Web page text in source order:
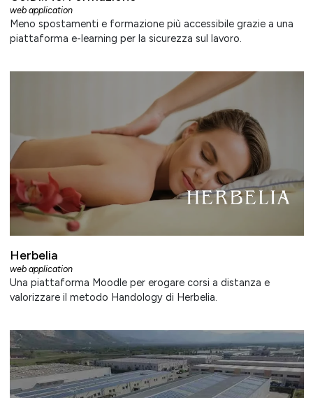
web application
Meno spostamenti e formazione più accessibile grazie a una
piattaforma e-learning per la sicurezza sul lavoro.
Herbelia
web application
Una piattaforma Moodle per erogare corsi a distanza e
valorizzare il metodo Handology di Herbelia.